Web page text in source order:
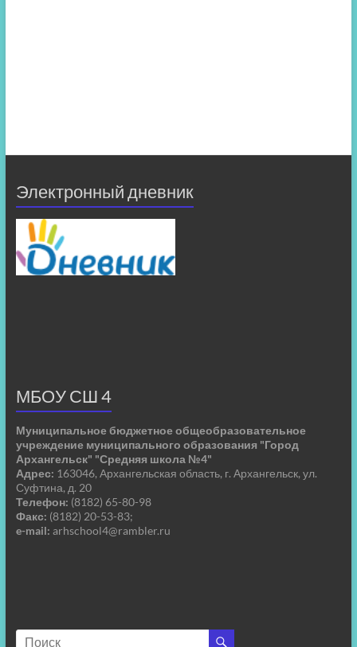
Электронный дневник
МБОУ СШ 4
Муниципальное бюджетное общеобразовательное
учреждение муниципального образования "Город
Архангельск" "Средняя школа №4"
Адрес: 163046, Архангельская область, г. Архангельск, ул.
Суфтина, д. 20
Телефон: (8182) 65-80-98
Факс: (8182) 20-53-83;
e-mail: arhschool4@rambler.ru